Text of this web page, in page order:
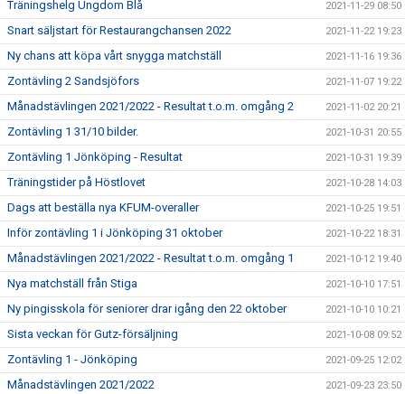
Träningshelg Ungdom Blå 2021-11-29 08:50
Snart säljstart för Restaurangchansen 2022 2021-11-22 19:23
Ny chans att köpa vårt snygga matchställ 2021-11-16 19:36
Zontävling 2 Sandsjöfors 2021-11-07 19:22
Månadstävlingen 2021/2022 - Resultat t.o.m. omgång 2 2021-11-02 20:21
Zontävling 1 31/10 bilder. 2021-10-31 20:55
Zontävling 1 Jönköping - Resultat 2021-10-31 19:39
Träningstider på Höstlovet 2021-10-28 14:03
Dags att beställa nya KFUM-overaller 2021-10-25 19:51
Inför zontävling 1 i Jönköping 31 oktober 2021-10-22 18:31
Månadstävlingen 2021/2022 - Resultat t.o.m. omgång 1 2021-10-12 19:40
Nya matchställ från Stiga 2021-10-10 17:51
Ny pingisskola för seniorer drar igång den 22 oktober 2021-10-10 10:21
Sista veckan för Gutz-försäljning 2021-10-08 09:52
Zontävling 1 - Jönköping 2021-09-25 12:02
Månadstävlingen 2021/2022 2021-09-23 23:50